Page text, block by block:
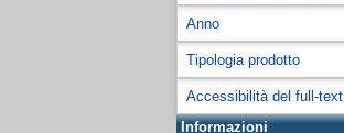
Anno
Tipologia prodotto
Accessibilità del full-text
Informazioni